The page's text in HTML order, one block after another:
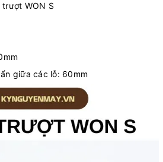
trượt WON S
giữa các lỗ: 60mm